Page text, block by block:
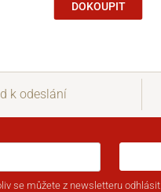
DOKOUPIT
k odeslání
se můžete z newsletteru odhlásit.